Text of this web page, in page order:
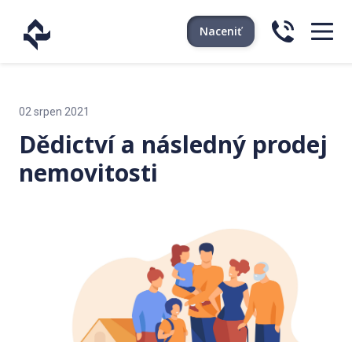
Naceniť
02 srpen 2021
Dědictví a následný prodej
nemovitosti